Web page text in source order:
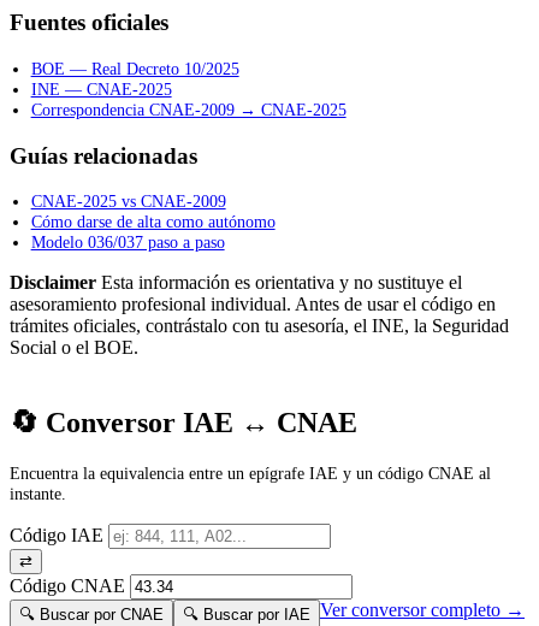
Fuentes oficiales
BOE — Real Decreto 10/2025
INE — CNAE-2025
Correspondencia CNAE-2009 → CNAE-2025
Guías relacionadas
CNAE-2025 vs CNAE-2009
Cómo darse de alta como autónomo
Modelo 036/037 paso a paso
Disclaimer Esta información es orientativa y no sustituye el
asesoramiento profesional individual. Antes de usar el código en
trámites oficiales, contrástalo con tu asesoría, el INE, la Seguridad
Social o el BOE.
🔄 Conversor IAE ↔ CNAE
Encuentra la equivalencia entre un epígrafe IAE y un código CNAE al
instante.
Código IAE
⇄
Código CNAE
🔍 Buscar por CNAE 🔍 Buscar por IAE Ver conversor completo →